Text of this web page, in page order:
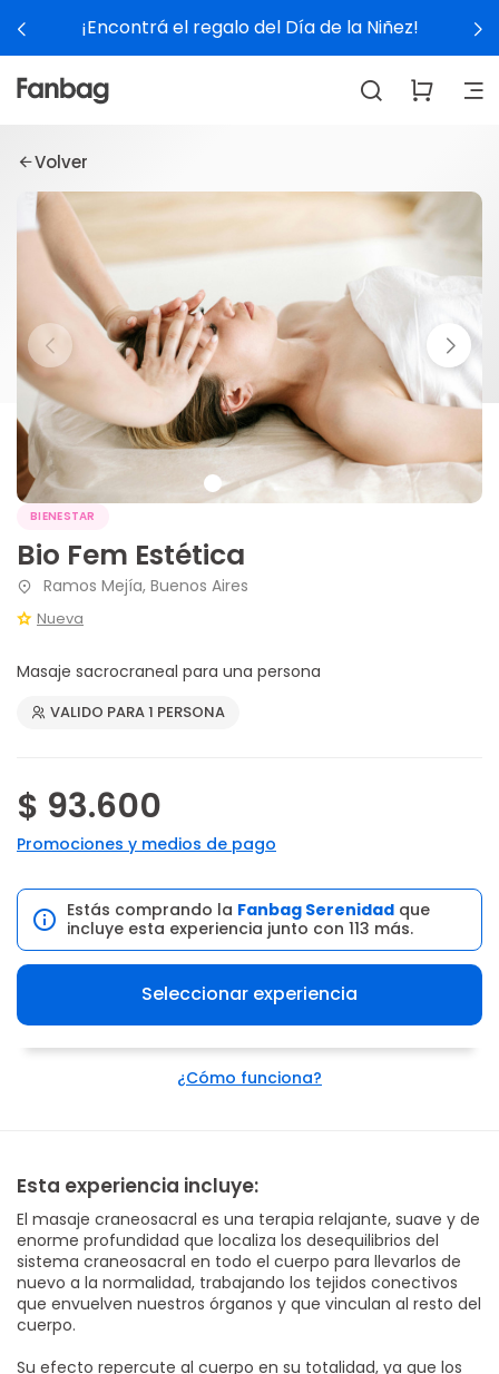
¡Encontrá el regalo del Día de la Niñez!
Volver
BIENESTAR
Bio Fem Estética
Ramos Mejía, Buenos Aires
Nueva
Masaje sacrocraneal para una persona
VALIDO PARA 1 PERSONA
$ 93.600
Promociones y medios de pago
Estás comprando la Fanbag Serenidad que
incluye esta experiencia junto con 113 más.
Seleccionar experiencia
¿Cómo funciona?
Esta experiencia incluye:
El masaje craneosacral es una terapia relajante, suave y de
enorme profundidad que localiza los desequilibrios del
sistema craneosacral en todo el cuerpo para llevarlos de
nuevo a la normalidad, trabajando los tejidos conectivos
que envuelven nuestros órganos y que vinculan al resto del
cuerpo.
Su efecto repercute al cuerpo en su totalidad, ya que los